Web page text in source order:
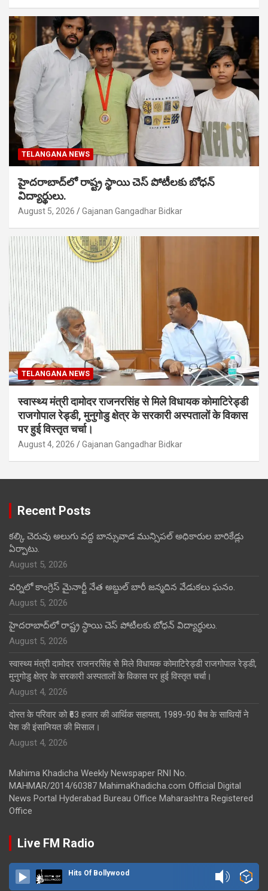
TELANGANA NEWS
హైదరాబాద్‌లో రాష్ట్ర స్థాయి చెస్ పోటీలకు బోధన్
విద్యార్థులు.
August 5, 2026 Gajanan Gangadhar Bidkar
TELANGANA NEWS
स्वास्थ्य मंत्री दामोदर राजनरसिंह से मिले विधायक कोमाटिरेड्डी
राजगोपाल रेड्डी, मुनुगोडु क्षेत्र के सरकारी अस्पतालों के विकास
पर हुई विस्तृत चर्चा।
August 4, 2026 Gajanan Gangadhar Bidkar
Recent Posts
కల్కి చెరువు అలుగు వద్ద బాన్సువాడ మున్సిపల్ అధికారుల బారికేడ్లు
ఏర్పాటు.
August 5, 2026
వర్నిలో కాంగ్రెస్ మైనార్టీ నేత అబ్దుల్ బారీ జన్మదిన వేడుకలు ఘనం.
August 5, 2026
హైదరాబాద్‌లో రాష్ట్ర స్థాయి చెస్ పోటీలకు బోధన్ విద్యార్థులు.
August 5, 2026
स्वास्थ्य मंत्री दामोदर राजनरसिंह से मिले विधायक कोमाटिरेड्डी राजगोपाल रेड्डी,
मुनुगोडु क्षेत्र के सरकारी अस्पतालों के विकास पर हुई विस्तृत चर्चा।
August 4, 2026
दोस्त के परिवार को ₹63 हजार की आर्थिक सहायता, 1989-90 बैच के साथियों ने
पेश की इंसानियत की मिसाल।
August 4, 2026
Mahima Khadicha Weekly Newspaper RNI No.
MAHMAR/2014/60387 MahimaKhadicha.com Official Digital
News Portal Hyderabad Bureau Office Maharashtra Registered
Office
Live FM Radio
Hits Of Bollywood